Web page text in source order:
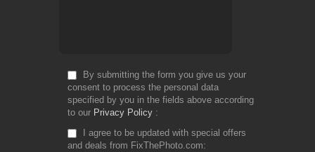
By submitting the form you give us your
consent to process the personal data
specified by you in the fields above according
to our Privacy Policy
I agree to be updated with special offers
and deals from FixThePhoto.com